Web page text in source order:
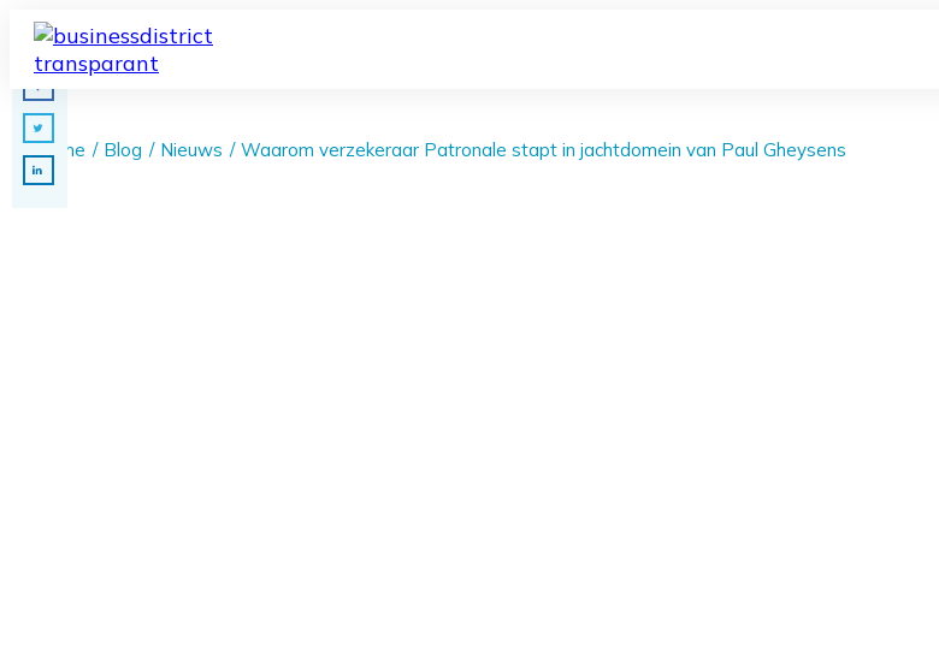
Home / Blog / Nieuws / Waarom verzekeraar Patronale stapt in jachtdomein van Paul Gheysens